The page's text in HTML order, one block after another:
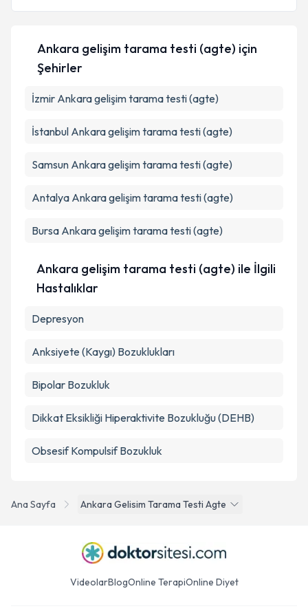
Kişisel verilerimin işlenmesine ilişkin
kapsamda işlenmesini kabul ediyorum.
Takvim Talebini Gönder
Ana Sayfa Ankara Gelisim Tarama Testi Agte
Ankara gelişim tarama testi (agte) için
Şehirler
İzmir Ankara gelişim tarama testi (agte)
İstanbul Ankara gelişim tarama testi (agte)
Samsun Ankara gelişim tarama testi (agte)
Antalya Ankara gelişim tarama testi (agte)
Bursa Ankara gelişim tarama testi (agte)
Ankara gelişim tarama testi (agte) ile İlgili
Hastalıklar
Depresyon
Anksiyete (Kaygı) Bozuklukları
Bipolar Bozukluk
Dikkat Eksikliği Hiperaktivite Bozukluğu (DEHB)
Obsesif Kompulsif Bozukluk
VideolarBlogOnline TerapiOnline Diyet